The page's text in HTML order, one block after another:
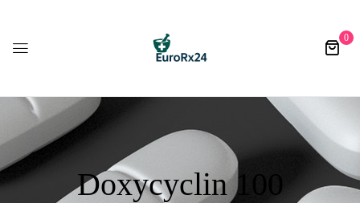
0
Doxycyclin 100